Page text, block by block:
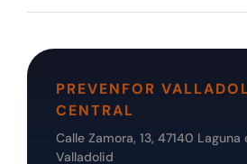
PREVENFOR
CENTRAL
Calle Zamora, 13, 47140 Laguna
Valladolid